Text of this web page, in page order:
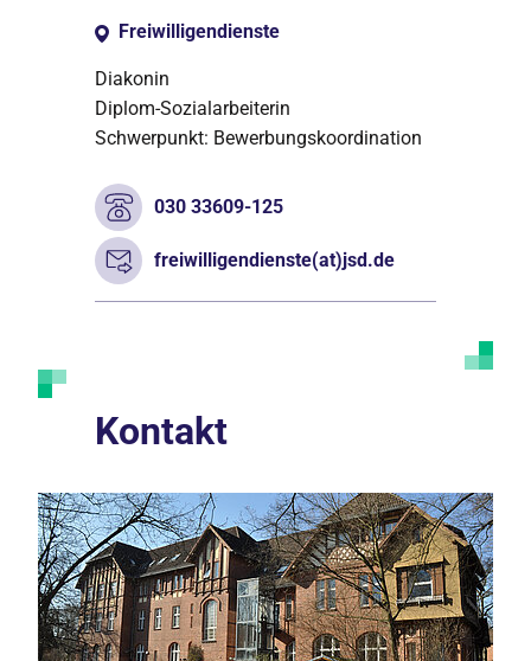
Freiwilligendienste
Diakonin
Diplom-Sozialarbeiterin
Schwerpunkt: Bewerbungskoordination
030 33609-125
freiwilligendienste(at)jsd.de
Kontakt